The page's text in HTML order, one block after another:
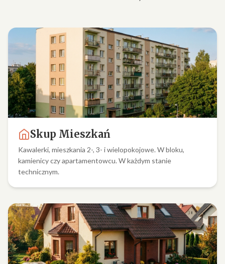
Skup Mieszkań
Kawalerki, mieszkania 2-, 3- i wielopokojowe. W bloku,
kamienicy czy apartamentowcu. W każdym stanie
technicznym.